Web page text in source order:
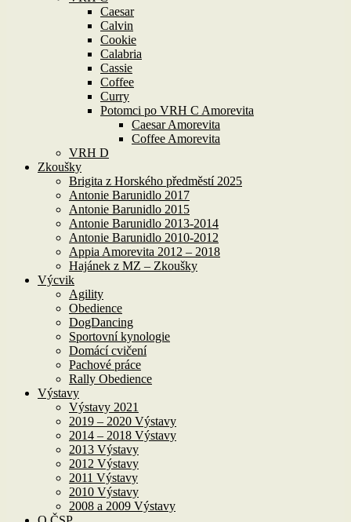
Caesar
Calvin
Cookie
Calabria
Cassie
Coffee
Curry
Potomci po VRH C Amorevita
Caesar Amorevita
Coffee Amorevita
VRH D
Zkoušky
Brigita z Horského předměstí 2025
Antonie Barunidlo 2017
Antonie Barunidlo 2015
Antonie Barunidlo 2013-2014
Antonie Barunidlo 2010-2012
Appia Amorevita 2012 – 2018
Hajánek z MZ – Zkoušky
Výcvik
Agility
Obedience
DogDancing
Sportovní kynologie
Domácí cvičení
Pachové práce
Rally Obedience
Výstavy
Výstavy 2021
2019 – 2020 Výstavy
2014 – 2018 Výstavy
2013 Výstavy
2012 Výstavy
2011 Výstavy
2010 Výstavy
2008 a 2009 Výstavy